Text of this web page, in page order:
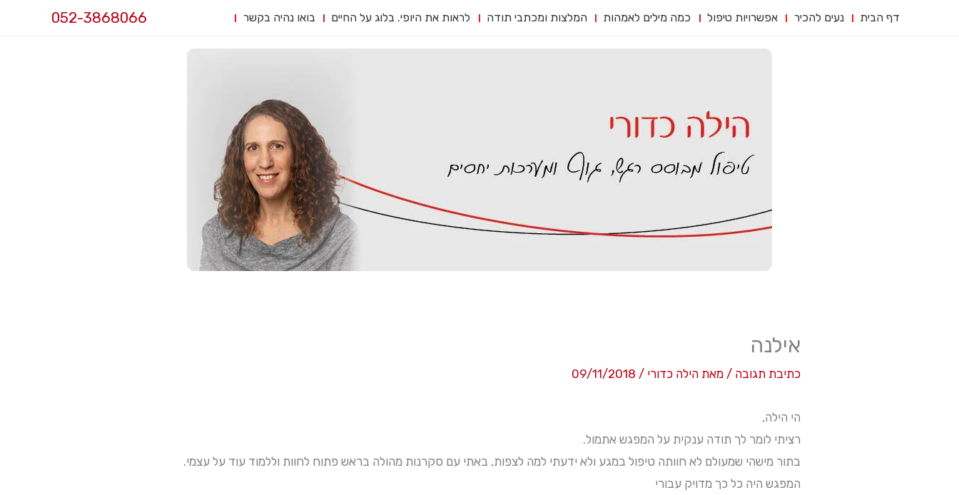
דף הבית נעים להכיר אפשרויות טיפול כמה מילים לאמהות המלצות ומכתבי תודה לראות את היופי. בלוג על החיים בואו נהיה בקשר 052-3868066
אילנה
כתיבת תגובה / מאת הילה כדורי /
09/11/2018
הי הילה,
רציתי לומר לך תודה ענקית על המפגש אתמול.
בתור מישהי שמעולם לא חוותה טיפול במגע ולא ידעתי למה לצפות, באתי עם סקרנות מהולה בראש פתוח לחוות וללמוד עוד על עצמי.
המפגש היה כל כך מדויק עבורי